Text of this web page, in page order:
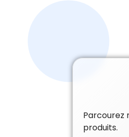
Parcourez
produits.